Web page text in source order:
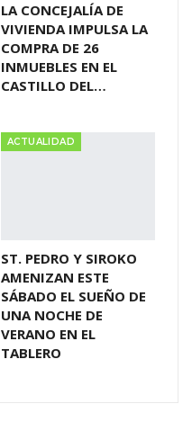
LA CONCEJALÍA DE
VIVIENDA IMPULSA LA
COMPRA DE 26
INMUEBLES EN EL
CASTILLO DEL…
ACTUALIDAD
ST. PEDRO Y SIROKO
AMENIZAN ESTE
SÁBADO EL SUEÑO DE
UNA NOCHE DE
VERANO EN EL
TABLERO